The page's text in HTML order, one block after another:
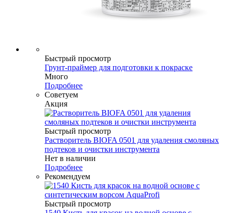
Быстрый просмотр
Грунт-праймер для подготовки к покраске
Много
Подробнее
Советуем
Акция
Быстрый просмотр
Растворитель BIOFA 0501 для удаления смоляных
подтеков и очистки инструмента
Нет в наличии
Подробнее
Рекомендуем
Быстрый просмотр